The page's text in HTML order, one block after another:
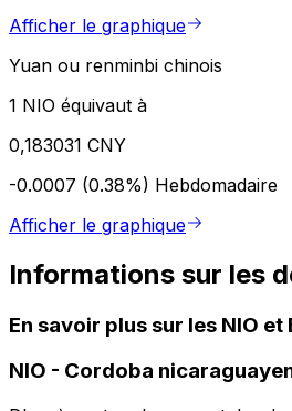
Afficher le graphique
Yuan ou renminbi chinois
1 NIO équivaut à
0,183031 CNY
-0.0007 (0.38%) Hebdomadaire
Afficher le graphique
Informations sur les
En savoir plus sur les NIO et
NIO - Cordoba